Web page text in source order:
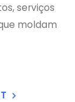
serviços
moldam